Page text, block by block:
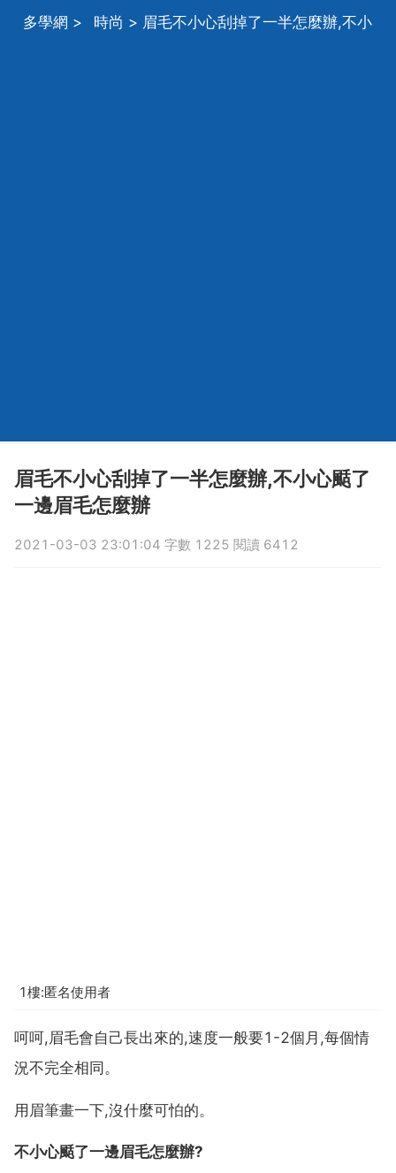
多學網 > 時尚 > 眉毛不小心刮掉了一半怎麼辦,不小
眉毛不小心刮掉了一半怎麼辦,不小心颳了
一邊眉毛怎麼辦
2021-03-03 23:01:04 字數 1225 閱讀 6412
1樓:匿名使用者
呵呵,眉毛會自己長出來的,速度一般要1-2個月,每個情
況不完全相同。
用眉筆畫一下,沒什麼可怕的。
不小心颳了一邊眉毛怎麼辦?